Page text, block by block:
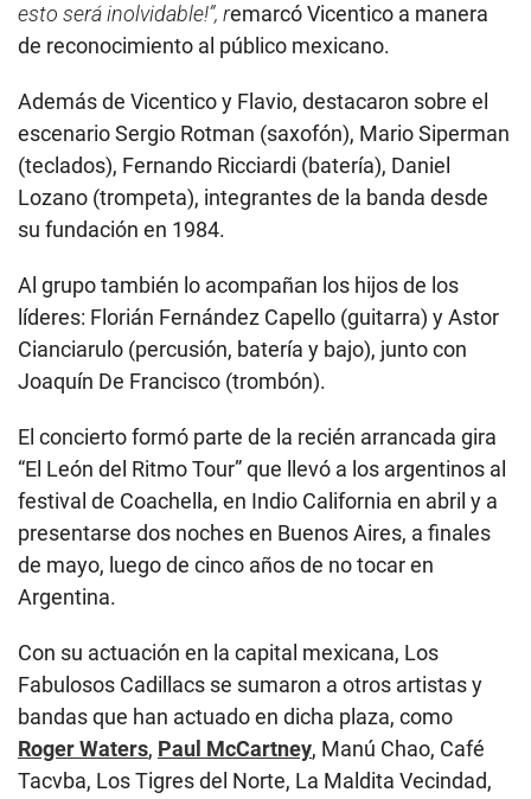
esto será inolvidable!”, remarcó Vicentico a manera
de reconocimiento al público mexicano.
Además de Vicentico y Flavio, destacaron sobre el
escenario Sergio Rotman (saxofón), Mario Siperman
(teclados), Fernando Ricciardi (batería), Daniel
Lozano (trompeta), integrantes de la banda desde
su fundación en 1984.
Al grupo también lo acompañan los hijos de los
líderes: Florián Fernández Capello (guitarra) y Astor
Cianciarulo (percusión, batería y bajo), junto con
Joaquín De Francisco (trombón).
El concierto formó parte de la recién arrancada gira
“El León del Ritmo Tour” que llevó a los argentinos al
festival de Coachella, en Indio California en abril y a
presentarse dos noches en Buenos Aires, a finales
de mayo, luego de cinco años de no tocar en
Argentina.
Con su actuación en la capital mexicana, Los
Fabulosos Cadillacs se sumaron a otros artistas y
bandas que han actuado en dicha plaza, como
Roger Waters, Paul McCartney, Manú Chao, Café
Tacvba, Los Tigres del Norte, La Maldita Vecindad,